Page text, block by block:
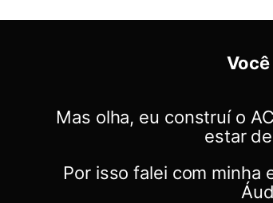
Mas olha, eu construí o
estar
Por isso falei com minha